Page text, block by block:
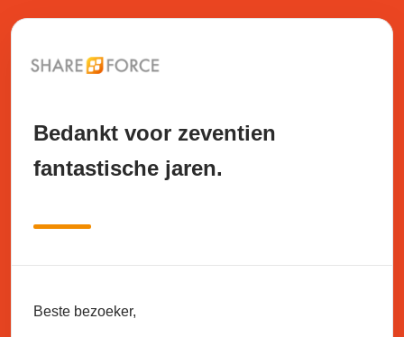
Bedankt voor zeventien
fantastische jaren.
Beste bezoeker,